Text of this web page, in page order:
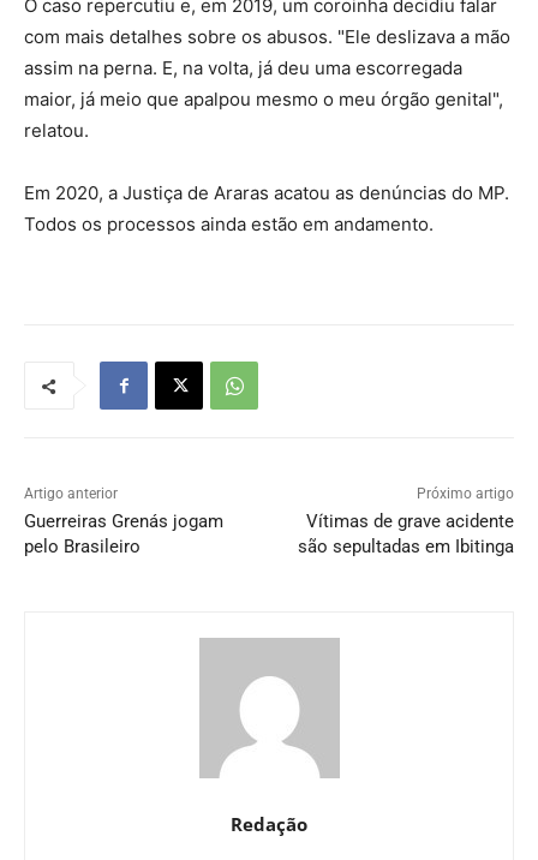
O caso repercutiu e, em 2019, um coroinha decidiu falar
com mais detalhes sobre os abusos. "Ele deslizava a mão
assim na perna. E, na volta, já deu uma escorregada
maior, já meio que apalpou mesmo o meu órgão genital",
relatou.
Em 2020, a Justiça de Araras acatou as denúncias do MP.
Todos os processos ainda estão em andamento.
Artigo anterior
Guerreiras Grenás jogam
pelo Brasileiro
Próximo artigo
Vítimas de grave acidente
são sepultadas em Ibitinga
Redação